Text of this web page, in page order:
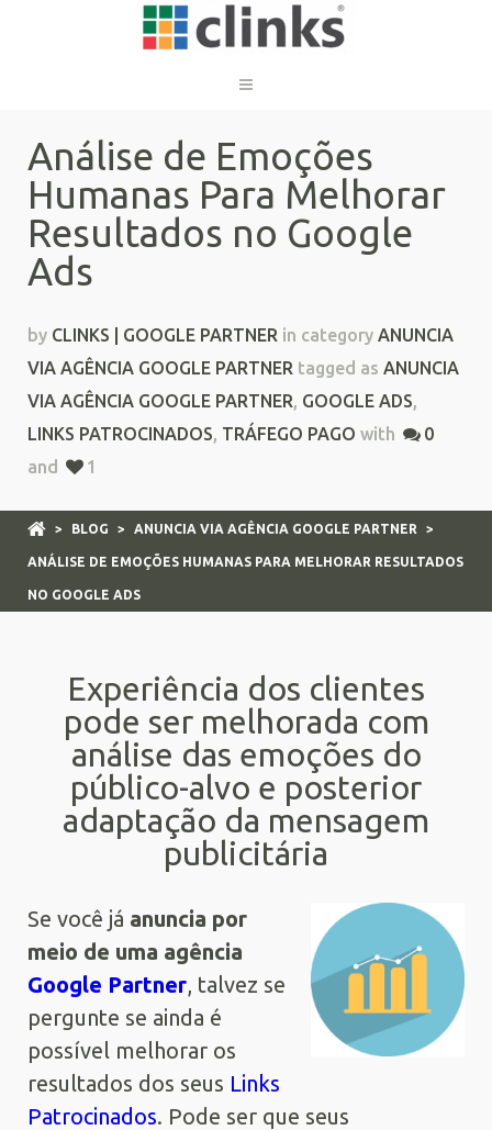
Análise de Emoções
Humanas Para Melhorar
Resultados no Google
Ads
by CLINKS | GOOGLE PARTNER in category ANUNCIA
VIA AGÊNCIA GOOGLE PARTNER tagged as ANUNCIA
VIA AGÊNCIA GOOGLE PARTNER, GOOGLE ADS,
LINKS PATROCINADOS, TRÁFEGO PAGO with
0
and
1
> BLOG > ANUNCIA VIA AGÊNCIA GOOGLE PARTNER >
ANÁLISE DE EMOÇÕES HUMANAS PARA MELHORAR RESULTADOS
NO GOOGLE ADS
Experiência dos clientes
pode ser melhorada com
análise das emoções do
público-alvo e posterior
adaptação da mensagem
publicitária
Se você já anuncia por
meio de uma agência
Google Partner, talvez se
pergunte se ainda é
possível melhorar os
resultados dos seus Links
Patrocinados. Pode ser que seus